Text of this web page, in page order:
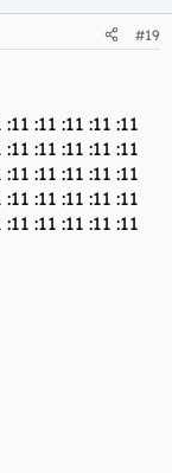
#19
:11 :11 :11 :11
:11 :11 :11 :11
:11 :11 :11 :11
:11 :11 :11 :11
:11 :11 :11 :11